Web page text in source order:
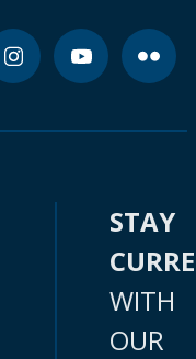
STAY
WITH
OUR